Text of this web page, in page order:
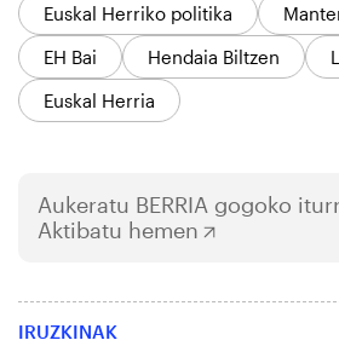
Euskal Herriko politika
EH Bai
Hendaia Biltzen
Euskal Herria
Aukeratu BERRIA gogoko
Aktibatu hemen
IRUZKINAK